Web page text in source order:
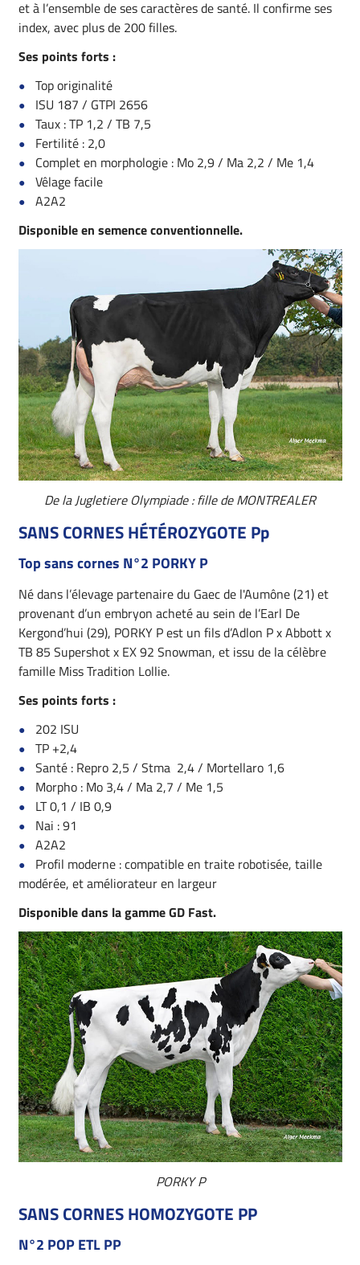
et à l’ensemble de ses caractères de santé. Il confirme ses
index, avec plus de 200 filles.
Ses points forts :
Top originalité
ISU 187 / GTPI 2656
Taux : TP 1,2 / TB 7,5
Fertilité : 2,0
Complet en morphologie : Mo 2,9 / Ma 2,2 / Me 1,4
Vêlage facile
A2A2
Disponible en semence conventionnelle.
De la Jugletiere Olympiade : fille de MONTREALER
SANS CORNES HÉTÉROZYGOTE Pp
Top sans cornes N°2 PORKY P
Né dans l’élevage partenaire du Gaec de l'Aumône (21) et
provenant d’un embryon acheté au sein de l’Earl De
Kergond’hui (29), PORKY P est un fils d’Adlon P x Abbott x
TB 85 Supershot x EX 92 Snowman, et issu de la célèbre
famille Miss Tradition Lollie.
Ses points forts :
202 ISU
TP +2,4
Santé : Repro 2,5 / Stma 2,4 / Mortellaro 1,6
Morpho : Mo 3,4 / Ma 2,7 / Me 1,5
LT 0,1 / IB 0,9
Nai : 91
A2A2
Profil moderne : compatible en traite robotisée, taille
modérée, et améliorateur en largeur
Disponible dans la gamme GD Fast.
PORKY P
SANS CORNES HOMOZYGOTE PP
N°2 POP ETL PP